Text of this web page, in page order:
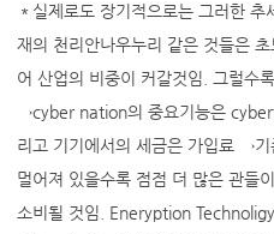
＊실제로도 장기적으로는 그러한
재의 천리안나우누리 같은 것들은
어 산업의 비중이 커갈것임. 그럴수
→cyber nation의 중요기능은
리고 기기에서의 세금은 가입료 →
멀어져 있을수록 점점 더 많은 관들
소비될 것임. Eneryption